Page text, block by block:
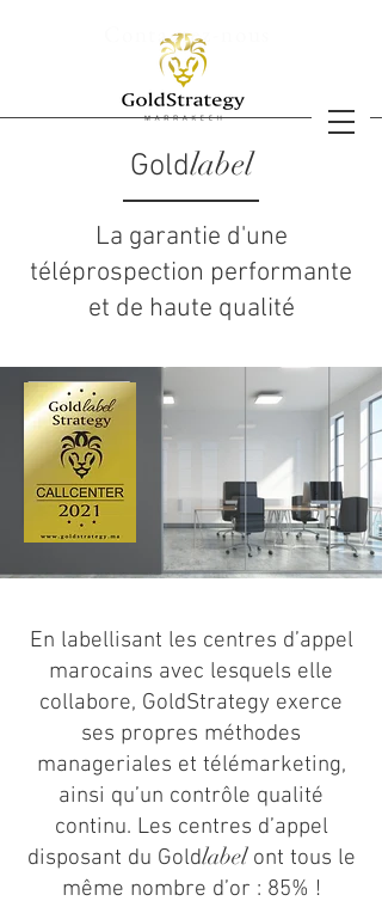
Contactez-nous
Goldlabel
La garantie d'une
téléprospection performante
et de haute qualité
En labellisant les centres d’appel
marocains avec lesquels elle
collabore, GoldStrategy exerce
ses propres méthodes
manageriales et télémarketing,
ainsi qu’un contrôle qualité
continu. Les centres d’appel
disposant du Goldlabel ont tous le
même nombre d’or : 85% !